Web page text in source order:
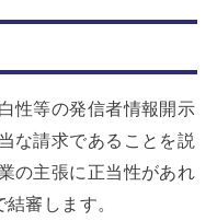
性等の発信者情報開示
な請求であることを説
の主張に正当性があれ
審します。